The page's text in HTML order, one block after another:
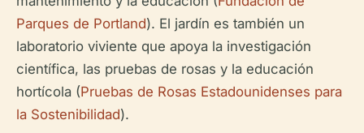
Parques de Portland). El jardín es también un
laboratorio viviente que apoya la investigación
científica, las pruebas de rosas y la educación
hortícola (Pruebas de Rosas Estadounidenses para
la Sostenibilidad).